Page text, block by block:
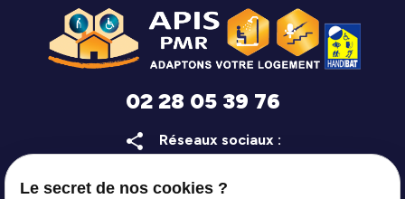
02 28 05 39 76
share Réseaux sociaux :
Le secret de nos cookies ?